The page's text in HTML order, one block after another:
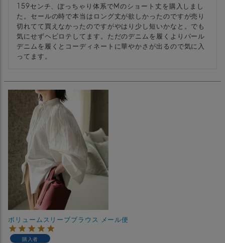
159センチ、ぽっちゃり体系でMのショート丈を購入しまし
た。セールの時で本当はロング丈が欲しかったのですが売り
切れてて買えなかったのですがやはり少し短いかなと。でも
気にせずヘビロテしてます。ただのデニムを履くよりパール
デニムを履くとコーディネートに華やかさが出るので気に入
ってます。
ボリュームスリーブブラウス メール便
購入者